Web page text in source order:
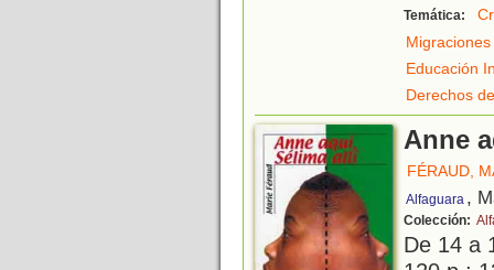
Temática:
Migraciones
Educación
Derechos
Anne
FÉRAUD,
Alfaguara ,
Colección:
De 14 a